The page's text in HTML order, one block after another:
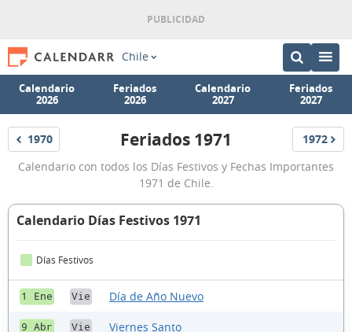
Chile
Calendario
2026
Feriados
2026
Calendario
2027
Feriados
2027
Feriados
1970
Feriados
1971
Feriados 1971 Feriados
1972
Calendario con todos los Días Festivos y Fechas Importantes
1971 de Chile.
Calendario Días Festivos 1971
Días Festivos
1 Ene Vie Día de Año Nuevo
9 Abr Vie Viernes Santo